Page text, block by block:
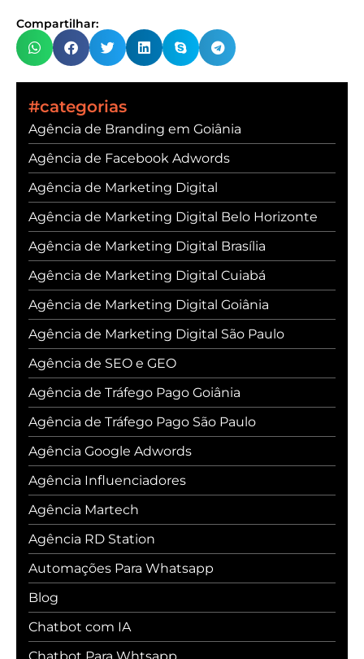
Compartilhar:
#categorias
Agência de Branding em Goiânia
Agência de Facebook Adwords
Agência de Marketing Digital
Agência de Marketing Digital Belo Horizonte
Agência de Marketing Digital Brasília
Agência de Marketing Digital Cuiabá
Agência de Marketing Digital Goiânia
Agência de Marketing Digital São Paulo
Agência de SEO e GEO
Agência de Tráfego Pago Goiânia
Agência de Tráfego Pago São Paulo
Agência Google Adwords
Agência Influenciadores
Agência Martech
Agência RD Station
Automações Para Whatsapp
Blog
Chatbot com IA